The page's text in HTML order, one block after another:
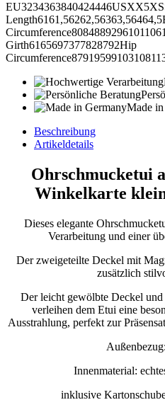
Girth6165697377828792Hip
Made
Beschreibung
Artikeldetails
Ohrschmucketui
Winkelkarte
Dieses elegante
Verarbeitung und einer
Der zweigeteilte Deckel mit
zusätzlich
Der leicht gewölbte Deckel und
verleihen dem Etui eine
Ausstrahlung, perfekt zur
Innenmaterial:
inklusive